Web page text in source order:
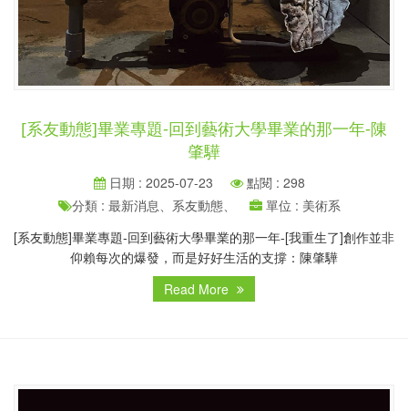
[系友動態]畢業專題-回到藝術大學畢業的那一年-陳
肇驊
日期 : 2025-07-23
點閱 : 298
分類 : 最新消息、系友動態、
單位 : 美術系
[系友動態]畢業專題-回到藝術大學畢業的那一年-[我重生了]創作並非
仰賴每次的爆發，而是好好生活的支撐：陳肇驊
Read More